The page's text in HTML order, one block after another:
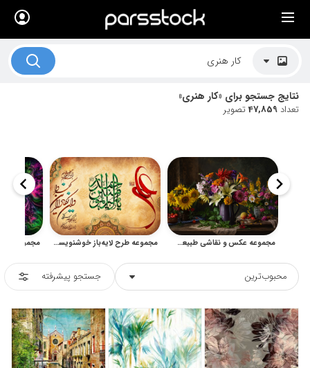
نتایج جستجو برای «کار هنری»
تعداد 47,859تصویر
مجموعه عکس و نقاشی طبیعت بی‌جان گل و گلدان مجموعه طرح لایه‌باز خوشنویسی و تایپوگرافی اسلامی
محبوب‌ترین جستجو پیشرفته
× لیست قیمت ها
موضوعات تصاویر
هنرمندان ایرانی
کسب درآمد از فروش تصاویر
021 28428845
تماس با ما
بلاگ پارس استاک